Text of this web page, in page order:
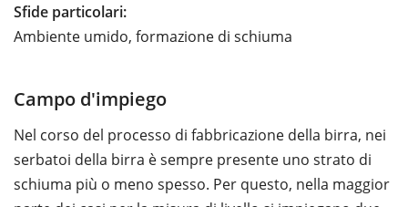
Sfide particolari:
Ambiente umido, formazione di schiuma
Campo d'impiego
Nel corso del processo di fabbricazione della birra, nei
serbatoi della birra è sempre presente uno strato di
schiuma più o meno spesso. Per questo, nella maggior